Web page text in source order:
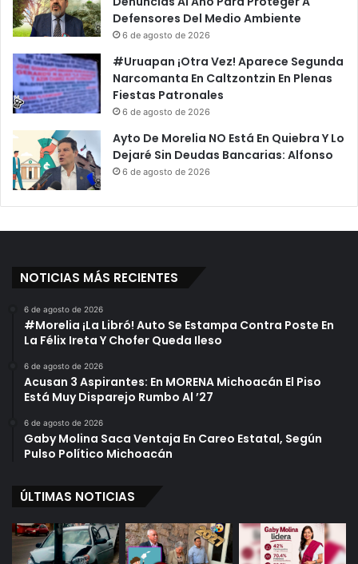
Defensores Del Medio Ambiente
6 de agosto de 2026
#Uruapan ¡Otra Vez! Aparece Segunda
Narcomanta En Caltzontzin En Plenas
Fiestas Patronales
6 de agosto de 2026
Ayto De Morelia NO Está En Quiebra Y Lo
Dejaré Sin Deudas Bancarias: Alfonso
6 de agosto de 2026
NOTICIAS MÁS RECIENTES
6 de agosto de 2026
#Morelia ¡La Libró! Auto Se Estampa Contra Poste En
La Félix Ireta Y Chofer Queda Ileso
6 de agosto de 2026
Acusan 3 Aspirantes: En MORENA Michoacán El Piso
Está Muy Disparejo Rumbo Al ’27
6 de agosto de 2026
Gaby Molina Saca Ventaja En Careo Estatal, Según
Pulso Político Michoacán
ÚLTIMAS NOTICIAS